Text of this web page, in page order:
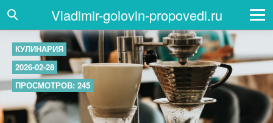
Vladimir-golovin-propovedi.ru
КУЛИНАРИЯ
2026-02-28
ПРОСМОТРОВ: 245